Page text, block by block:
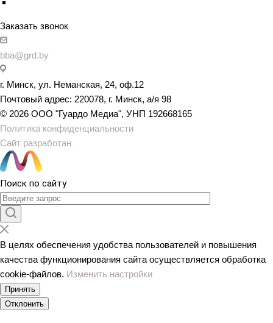
Заказать звонок
bba@grd.by
г. Минск, ул. Неманская, 24, оф.12
Почтовый адрес: 220078, г. Минск, а/я 98
© 2026 ООО "Гуардо Медиа", УНП 192668165
Политика конфиденциальности
Сайт разработан
Поиск по сайту
В целях обеспечения удобства пользователей и повышения
качества функционирования сайта осуществляется обработка
сookiе-файлов. Изменить настройки
Принять
Отклонить